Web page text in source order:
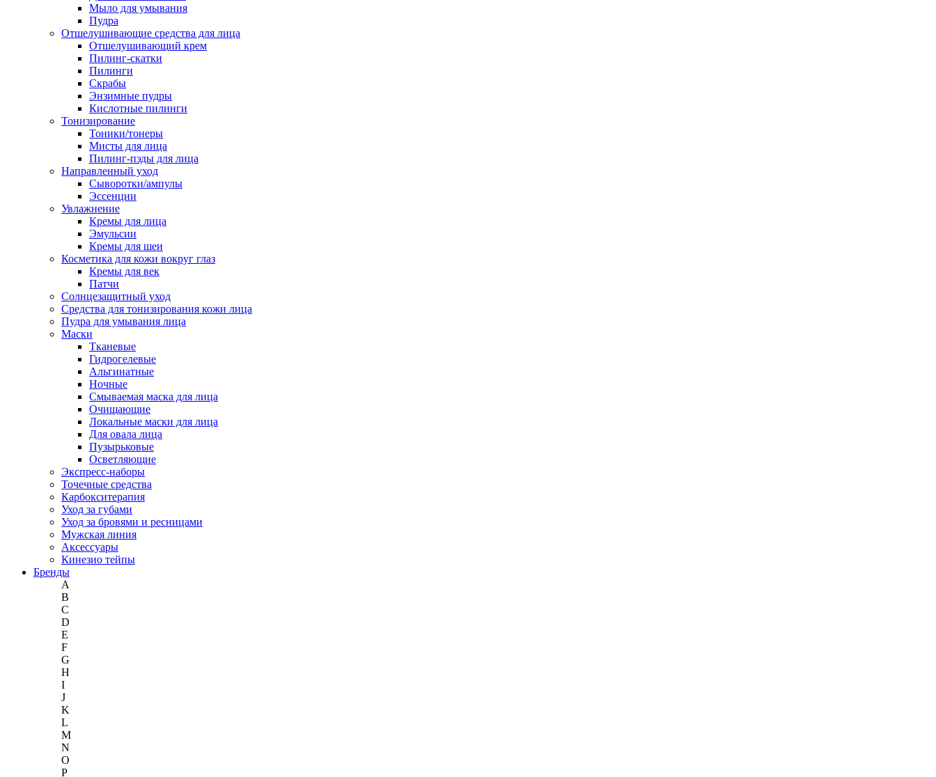
Мыло для умывания
Пудра
Отшелушивающие средства для лица
Отшелушивающий крем
Пилинг-скатки
Пилинги
Скрабы
Энзимные пудры
Кислотные пилинги
Тонизирование
Тоники/тонеры
Мисты для лица
Пилинг-пэды для лица
Направленный уход
Сыворотки/ампулы
Эссенции
Увлажнение
Кремы для лица
Эмульсии
Кремы для шеи
Косметика для кожи вокруг глаз
Кремы для век
Патчи
Солнцезащитный уход
Средства для тонизирования кожи лица
Пудра для умывания лица
Маски
Тканевые
Гидрогелевые
Альгинатные
Ночные
Смываемая маска для лица
Очищающие
Локальные маски для лица
Для овала лица
Пузырьковые
Осветляющие
Экспресс-наборы
Точечные средства
Карбокситерапия
Уход за губами
Уход за бровями и ресницами
Мужская линия
Аксессуары
Кинезио тейпы
Бренды
A
B
C
D
E
F
G
H
I
J
K
L
M
N
O
P